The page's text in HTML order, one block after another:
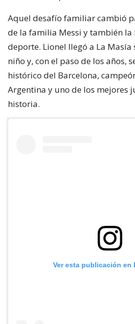
Aquel desafío familiar cambió
de la familia Messi y también la
deporte. Lionel llegó a La Masía
niño y, con el paso de los años,
histórico del Barcelona,
Argentina y uno de los mejores
historia.
Ver esta publicación en